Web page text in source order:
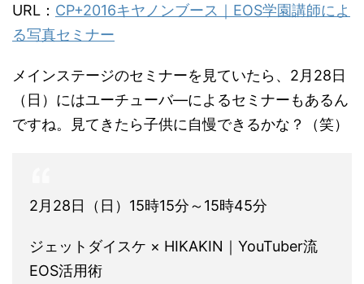
URL： CP+2016キヤノンブース｜EOS学園講師によ
る写真セミナー
メインステージのセミナーを見ていたら、2月28日
（日）にはユーチューバ―によるセミナーもあるん
ですね。見てきたら子供に自慢できるかな？（笑）
2月28日（日）15時15分～15時45分
ジェットダイスケ × HIKAKIN｜YouTuber流
EOS活用術